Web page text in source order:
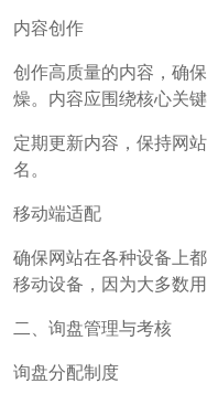
内容创作
创作高质量的内容，确
燥。内容应围绕核心关
定期更新内容，保持网
名。
移动端适配
确保网站在各种设备上
移动设备，因为大多数
二、询盘管理与考核
询盘分配制度